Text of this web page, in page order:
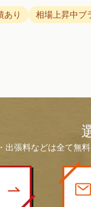
あり 相場上昇中ブ
出張料などは全て無